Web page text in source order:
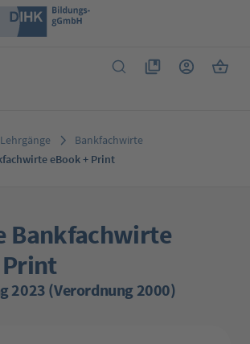
Du hast 0 Produkte
Bankfachwirte
eBook + Print
Bankfachwirte
2023 (Verordnung 2000)